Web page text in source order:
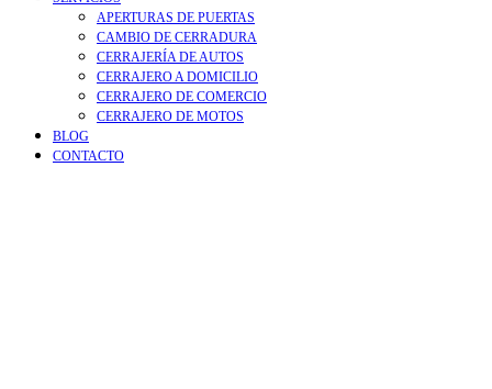
APERTURAS DE PUERTAS
CAMBIO DE CERRADURA
CERRAJERÍA DE AUTOS
CERRAJERO A DOMICILIO
CERRAJERO DE COMERCIO
CERRAJERO DE MOTOS
BLOG
CONTACTO